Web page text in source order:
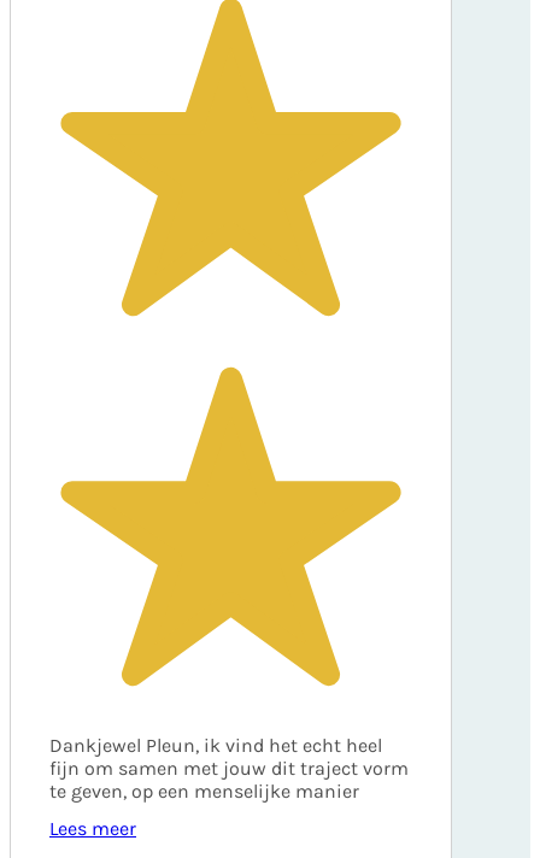
Dankjewel Pleun, ik vind het echt heel
fijn om samen met jouw dit traject vorm
te geven, op een menselijke manier
Lees meer